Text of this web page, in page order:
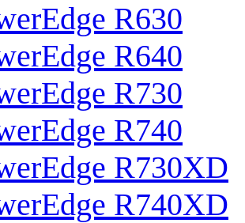
R630
R640
R730
R740
R730XD
R740XD